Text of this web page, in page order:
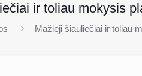
ir toliau mokysis
Mažieji šiauliečiai ir toliau